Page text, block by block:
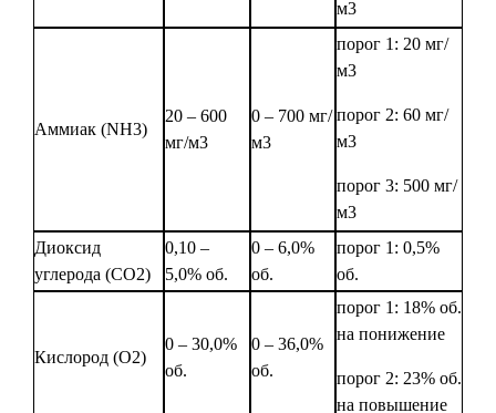
м3
Аммиак (NH3)
20 – 600
мг/м3
0 – 700 мг/
м3
порог 1: 20 мг/
м3
порог 2: 60 мг/
м3
порог 3: 500 мг/
м3
Диоксид
углерода (СО2)
0,10 –
5,0% об.
0 – 6,0%
об.
порог 1: 0,5%
об.
Кислород (О2)
0 – 30,0%
об.
0 – 36,0%
об.
порог 1: 18% об.
на понижение
порог 2: 23% об.
на повышение